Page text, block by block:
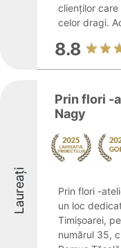
clienților
celor dragi.
8.8
Laureați
Prin flori -
Nagy
Prin flori -
un loc
Timișoarei,
numărul 35,